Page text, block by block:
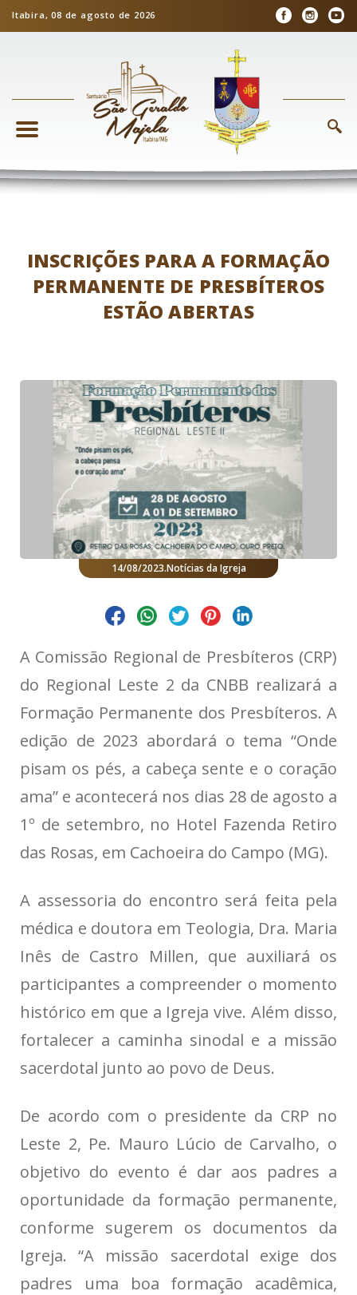
Itabira, 08 de agosto de 2026
INSCRIÇÕES PARA A FORMAÇÃO
PERMANENTE DE PRESBÍTEROS
ESTÃO ABERTAS
14/08/2023.Notícias da Igreja
A Comissão Regional de Presbíteros (CRP)
do Regional Leste 2 da CNBB realizará a
Formação Permanente dos Presbíteros. A
edição de 2023 abordará o tema “Onde
pisam os pés, a cabeça sente e o coração
ama” e acontecerá nos dias 28 de agosto a
1º de setembro, no Hotel Fazenda Retiro
das Rosas, em Cachoeira do Campo (MG).
A assessoria do encontro será feita pela
médica e doutora em Teologia, Dra. Maria
Inês de Castro Millen, que auxiliará os
participantes a compreender o momento
histórico em que a Igreja vive. Além disso,
fortalecer a caminha sinodal e a missão
sacerdotal junto ao povo de Deus.
De acordo com o presidente da CRP no
Leste 2, Pe. Mauro Lúcio de Carvalho, o
objetivo do evento é dar aos padres a
oportunidade da formação permanente,
conforme sugerem os documentos da
Igreja. “A missão sacerdotal exige dos
padres uma boa formação acadêmica,